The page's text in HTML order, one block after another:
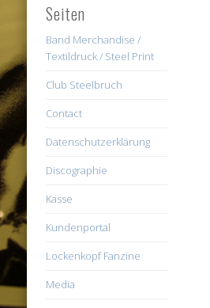
Seiten
Band Merchandise /
Textildruck / Steel Print
Club Steelbruch
Contact
Datenschutzerklärung
Discographie
Kasse
Kundenportal
Lockenkopf Fanzine
Media